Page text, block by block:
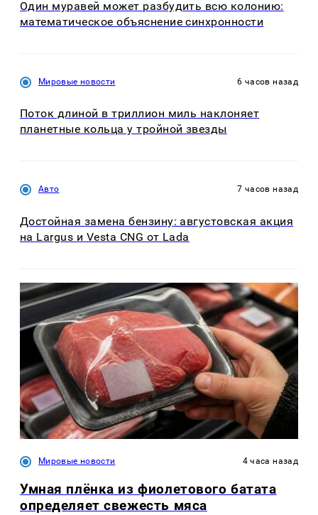
Один муравей может разбудить всю колонию:
математическое объяснение синхронности
Мировые новости 6 часов назад
Поток длиной в триллион миль наклоняет
планетные кольца у тройной звезды
Авто 7 часов назад
Достойная замена бензину: августовская акция
на Largus и Vesta CNG от Lada
Мировые новости 4 часа назад
Умная плёнка из фиолетового батата
определяет свежесть мяса